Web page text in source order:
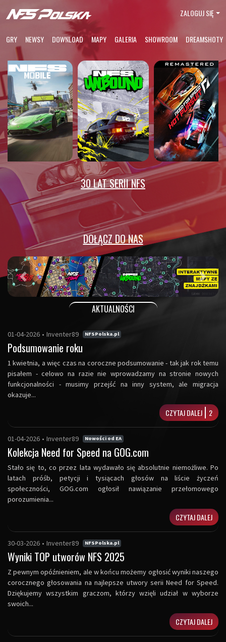
GRY NEWSY DOWNLOAD MAPY GALERIA SHOWROOM DREAMSHOTY
ZALOGUJ SIĘ
30 LAT SERII NFS
DOŁĄCZ DO NAS
Poprzedni
AKTUALNOŚCI
01-04-2026 • Inventer89 NFSPolska.pl
Podsumowanie roku
1 kwietnia, a więc czas na coroczne podsumowanie - tak jak rok temu
pisałem - celowo na razie nie wprowadzamy na stronie nowych
funkcjonalności - musimy przejść na inny system, ale migracja
okazuje...
CZYTAJ DALEJ 2
01-04-2026 • Inventer89 Nowości od EA
Kolekcja Need for Speed na GOG.com
Stało się to, co przez lata wydawało się absolutnie niemożliwe. Po
latach próśb, petycji i tysiącach głosów na liście życzeń
społeczności, GOG.com ogłosił nawiązanie przełomowego
porozumienia...
CZYTAJ DALEJ
30-03-2026 • Inventer89 NFSPolska.pl
Wyniki TOP utworów NFS 2025
Z pewnym opóźnieniem, ale w końcu możemy ogłosić wyniki naszego
corocznego głosowania na najlepsze utwory serii Need for Speed.
Dziękujemy wszystkim graczom, którzy wzięli udział w wyborze
swoich...
CZYTAJ DALEJ